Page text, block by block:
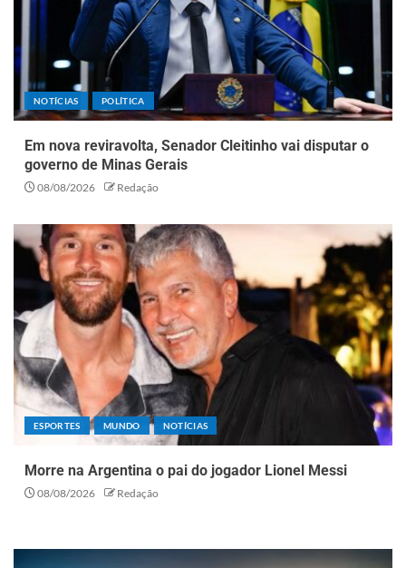
NOTÍCIAS POLÍTICA
Em nova reviravolta, Senador Cleitinho vai disputar o
governo de Minas Gerais
08/08/2026 Redação
ESPORTES MUNDO NOTÍCIAS
Morre na Argentina o pai do jogador Lionel Messi
08/08/2026 Redação